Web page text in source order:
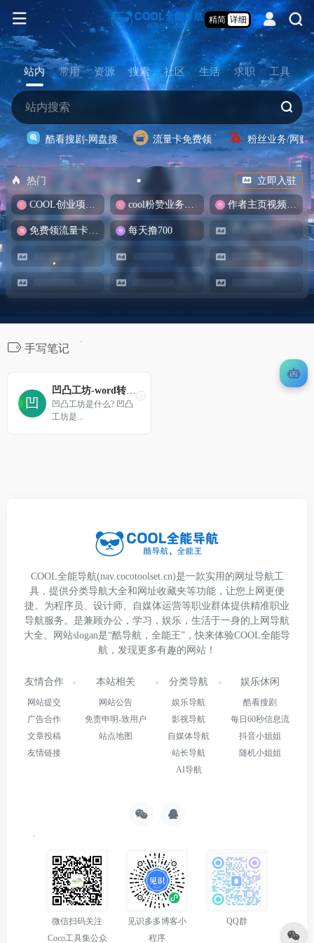
精简 详细
站内 常用 资源 搜索 社区 生活 求职 工具
酷看搜剧-网盘搜 流量卡免费领 粉丝业务/网赚/
热门 立即入驻
COOL创业项目商城 cool粉赞业务商城【爆粉引流】 作者主页视频批量提取
免费领流量卡-包邮 每天撸700
手写笔记
凹凸工坊-word转手写体
凹凸工坊是什么? 凹凸
工坊是...
COOL全能导航(nav.cocotoolset.cn)是一款实用的网址导航工
具，提供分类导航大全和网址收藏夹等功能，让您上网更便
捷。为程序员、设计师、自媒体运营等职业群体提供精准职业
导航服务。是兼顾办公，学习，娱乐，生活于一身的上网导航
大全。网站slogan是“酷导航，全能王”，快来体验COOL全能导
航，发现更多有趣的网站！
友情合作
网站提交
广告合作
文章投稿
友情链接
本站相关
网站公告
免责申明-致用户
站点地图
分类导航
娱乐导航
影视导航
自媒体导航
站长导航
AI导航
娱乐休闲
酷看搜剧
每日60秒信息流
抖音小姐姐
随机小姐姐
微信扫码关注
Coco工具集公众
见识多多博客小
程序
QQ群